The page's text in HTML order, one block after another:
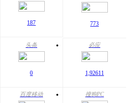
187 773
头条
0
必应
1,92611
百度移动 搜狗PC